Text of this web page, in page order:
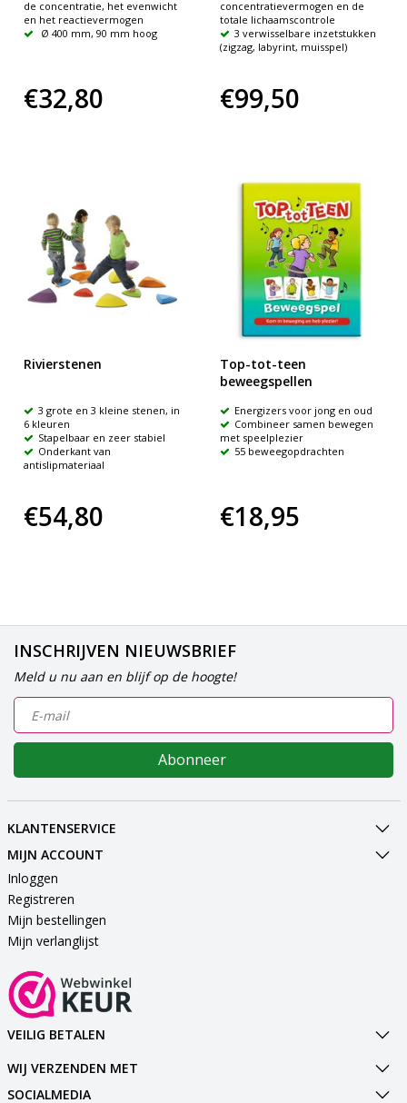
de concentratie, het evenwicht
en het reactievermogen
Ø 400 mm, 90 mm hoog
€32,80
concentratievermogen en de
totale lichaamscontrole
3 verwisselbare inzetstukken
(zigzag, labyrint, muisspel)
€99,50
Rivierstenen
3 grote en 3 kleine stenen, in
6 kleuren
Stapelbaar en zeer stabiel
Onderkant van
antislipmateriaal
€54,80
Top-tot-teen
beweegspellen
Energizers voor jong en oud
Combineer samen bewegen
met speelplezier
55 beweegopdrachten
€18,95
INSCHRIJVEN NIEUWSBRIEF
Meld u nu aan en blijf op de hoogte!
Abonneer
KLANTENSERVICE
MIJN ACCOUNT
Inloggen
Registreren
Mijn bestellingen
Mijn verlanglijst
VEILIG BETALEN
WIJ VERZENDEN MET
SOCIALMEDIA